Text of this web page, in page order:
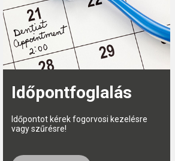
Időpontfoglalás
Időpontot kérek fogorvosi kezelésre
vagy szűrésre!